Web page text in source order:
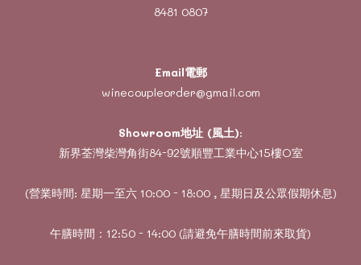
8481 0807
Email電郵
winecoupleorder@gmail.com
Showroom地址 (風土):
新界荃灣柴灣角街84-92號順豐工業中心15樓O室
(營業時間: 星期一至六 10:00 - 18:00 , 星期日及公眾假期休息)
午膳時間：12:50 - 14:00 (請避免午膳時間前來取貨)